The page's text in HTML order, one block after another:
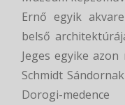
Ernő egyik
belső
Jeges egyike
Schmidt
Dorogi-